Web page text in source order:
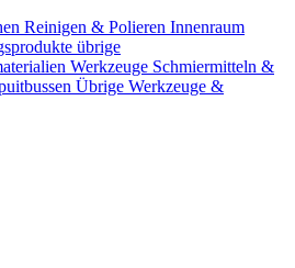
Reinigen & Polieren Innenraum
übrige
Werkzeuge Schmiermitteln &
Übrige Werkzeuge &